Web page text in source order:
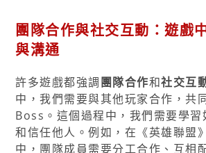
團隊合作與社交互動：遊戲
與溝通
許多遊戲都強調團隊合作和社交互
中，我們需要與其他玩家合作，共
Boss。這個過程中，我們需要學習
和信任他人。例如，在《英雄聯盟
中，團隊成員需要分工合作、互相